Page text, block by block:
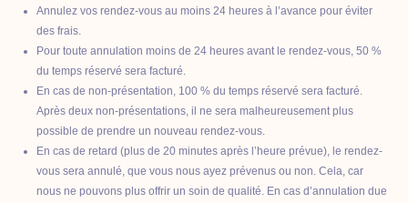
Annulez vos rendez-vous au moins 24 heures à l’avance pour éviter
des frais.
Pour toute annulation moins de 24 heures avant le rendez-vous, 50 %
du temps réservé sera facturé.
En cas de non-présentation, 100 % du temps réservé sera facturé.
Après deux non-présentations, il ne sera malheureusement plus
possible de prendre un nouveau rendez-vous.
En cas de retard (plus de 20 minutes après l’heure prévue), le rendez-
vous sera annulé, que vous nous ayez prévenus ou non. Cela, car
nous ne pouvons plus offrir un soin de qualité. En cas d’annulation due